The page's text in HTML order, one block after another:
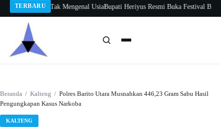
TERBARU
Belajar Tak Mengenal UsiaBupati Heriyus Resmi Buka Festival Budaya
Beranda / Kalteng / Polres Barito Utara Musnahkan 446,23 Gram Sabu Hasil
Pengungkapan Kasus Narkoba
KALTENG